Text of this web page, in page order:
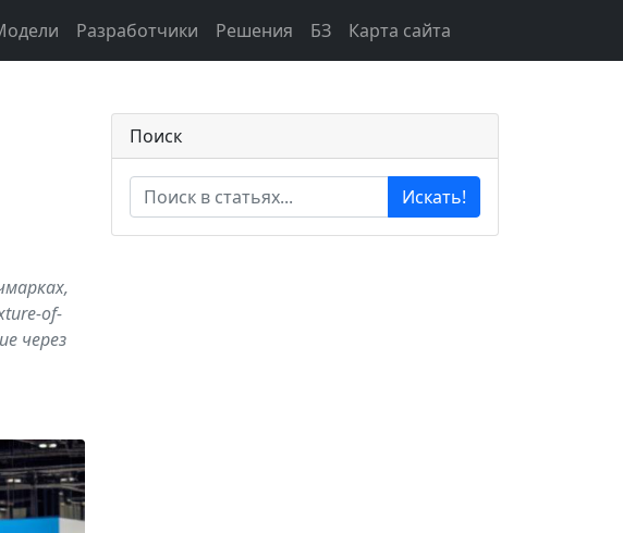
Разработчики Решения БЗ Карта сайта
of-
через
Поиск
Искать!